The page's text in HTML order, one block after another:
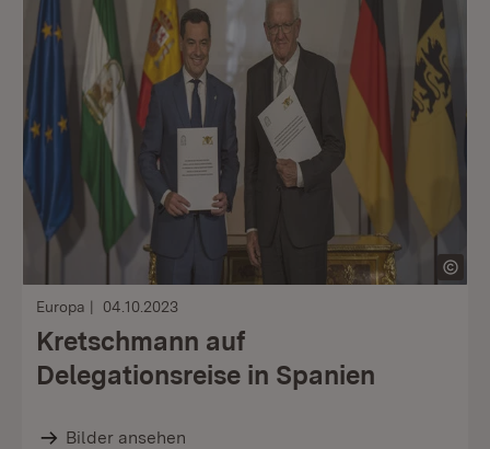
Europa 04.10.2023
Kretschmann auf
Delegationsreise in Spanien
Bilder ansehen